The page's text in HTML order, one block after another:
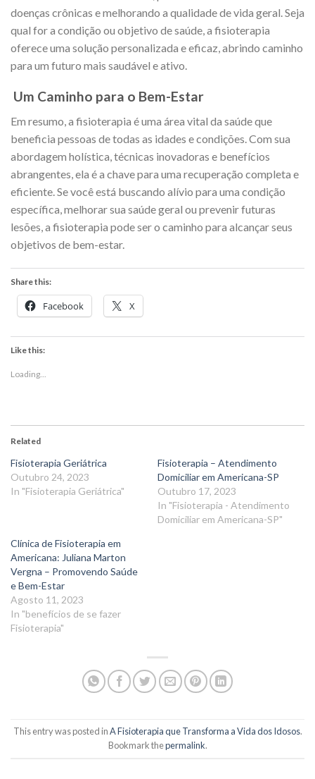
doenças crônicas e melhorando a qualidade de vida geral. Seja
qual for a condição ou objetivo de saúde, a fisioterapia
oferece uma solução personalizada e eficaz, abrindo caminho
para um futuro mais saudável e ativo.
Um Caminho para o Bem-Estar
Em resumo, a fisioterapia é uma área vital da saúde que
beneficia pessoas de todas as idades e condições. Com sua
abordagem holística, técnicas inovadoras e benefícios
abrangentes, ela é a chave para uma recuperação completa e
eficiente. Se você está buscando alívio para uma condição
específica, melhorar sua saúde geral ou prevenir futuras
lesões, a fisioterapia pode ser o caminho para alcançar seus
objetivos de bem-estar.
Share this:
Facebook X
Like this:
Loading...
Related
Fisioterapia Geriátrica
Outubro 24, 2023
In "Fisioterapia Geriátrica"
Fisioterapia – Atendimento
Domiciliar em Americana-SP
Outubro 17, 2023
In "Fisioterapia - Atendimento
Domiciliar em Americana-SP"
Clínica de Fisioterapia em
Americana: Juliana Marton
Vergna – Promovendo Saúde
e Bem-Estar
Agosto 11, 2023
In "benefícios de se fazer
Fisioterapia"
This entry was posted inA Fisioterapia que Transforma a Vida dos Idosos.
Bookmark thepermalink.